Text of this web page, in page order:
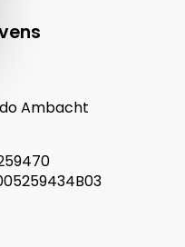
Ambacht